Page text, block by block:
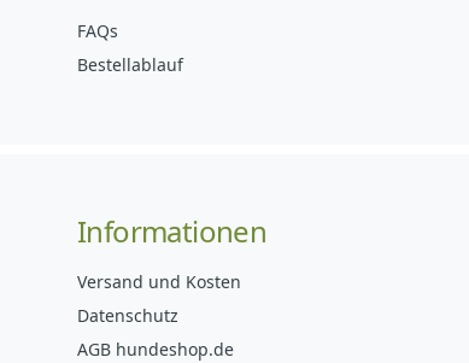
FAQs
Bestellablauf
Informationen
Versand und Kosten
Datenschutz
AGB hundeshop.de